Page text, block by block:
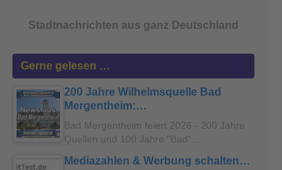
Stadtnachrichten aus ganz Deutschland
Gerne gelesen …
200 Jahre Wilhelmsquelle Bad
Mergentheim:…
Bad Mergentheim feiert 2026 - 200 Jahre
Quellen und 100 Jahre "Bad"…
Mediazahlen & Werbung schalten…